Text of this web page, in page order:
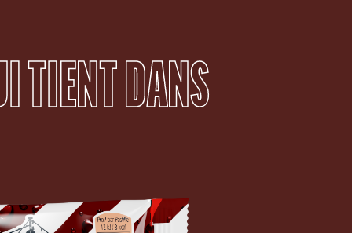
TIENT DANS